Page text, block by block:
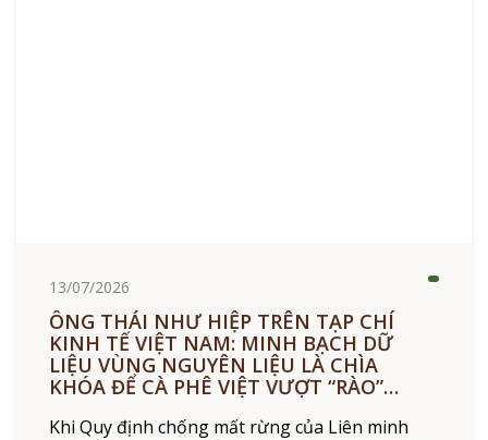
13/07/2026
ÔNG THÁI NHƯ HIỆP TRÊN TẠP CHÍ
KINH TẾ VIỆT NAM: MINH BẠCH DỮ
LIỆU VÙNG NGUYÊN LIỆU LÀ CHÌA
KHÓA ĐỂ CÀ PHÊ VIỆT VƯỢT “RÀO”
Khi Quy định chống mất rừng của Liên minh